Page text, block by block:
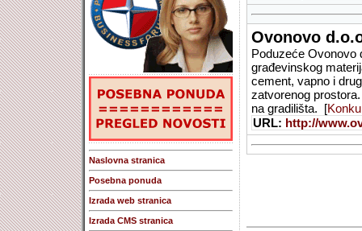
Naslovna stranica
Posebna ponuda
Izrada web stranica
Izrada CMS stranica
Ovonovo
Poduzeće Ovonovo
građevinskog
cement, vapno i
zatvorenog
na gradilišta. [
URL: http://